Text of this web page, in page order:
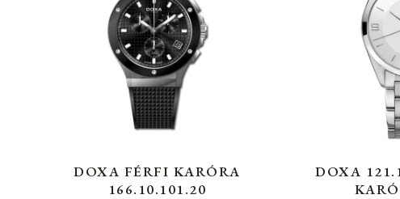
DOXA FÉRFI KARÓRA
166.10.101.20
DOXA